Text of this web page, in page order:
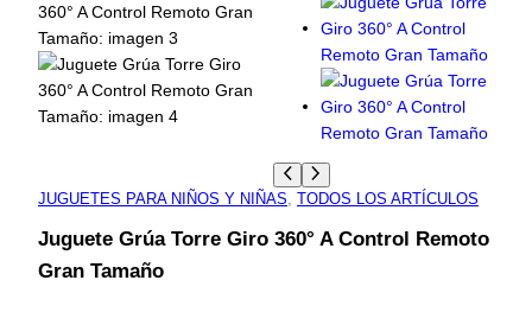
JUGUETES PARA NIÑOS Y NIÑAS, TODOS LOS ARTÍCULOS
Juguete Grúa Torre Giro 360° A Control Remoto
Gran Tamaño